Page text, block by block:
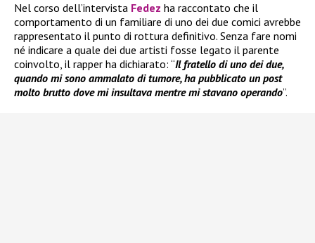
Nel corso dell’intervista Fedez ha raccontato che il
comportamento di un familiare di uno dei due comici avrebbe
rappresentato il punto di rottura definitivo. Senza fare nomi
né indicare a quale dei due artisti fosse legato il parente
coinvolto, il rapper ha dichiarato: “Il fratello di uno dei due,
quando mi sono ammalato di tumore, ha pubblicato un post
molto brutto dove mi insultava mentre mi stavano operando”.